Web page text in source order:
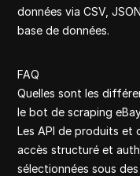
données via CSV,
base de données.
FAQ
Quelles sont les
le bot de scraping
Les API de produits et
accès structuré et
sélectionnées sous